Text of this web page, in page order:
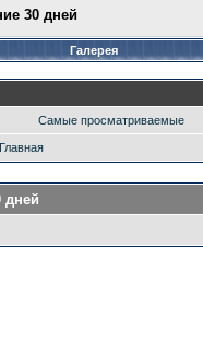
30 дней
Галерея
Самые просматриваемые
Главная
дней